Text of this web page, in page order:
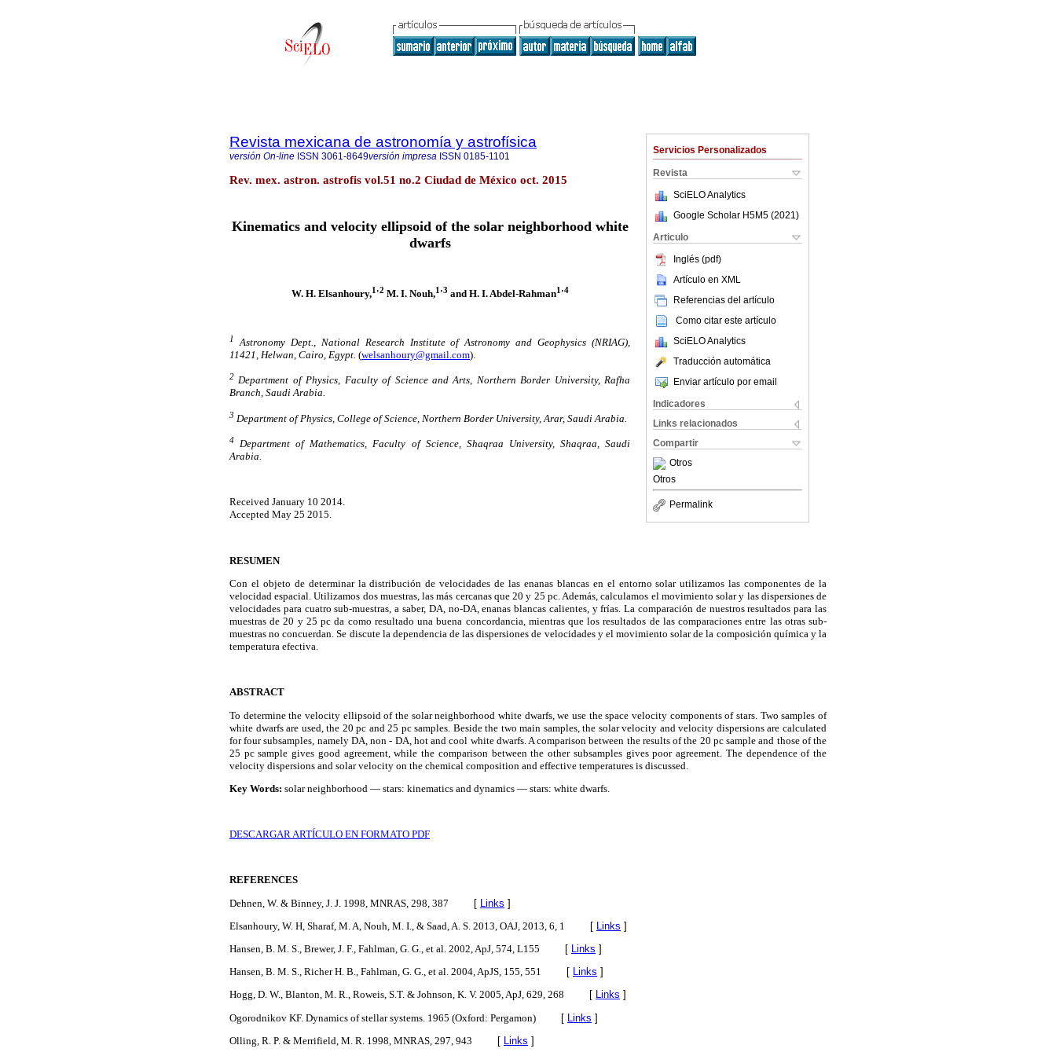
Servicios Personalizados
Revista
SciELO Analytics
Google Scholar H5M5 (2021 )
Articulo
Inglés (pdf)
Artículo en XML
Referencias del artículo
Como citar este artículo
SciELO Analytics
Traducción automática
Enviar artículo por email
Indicadores
Links relacionados
Compartir
Otros
Otros
Permalink
Revista mexicana de astronomía y astrofísica
versión On-line ISSN 3061-8649versión impresa ISSN 0185-1101
Rev. mex. astron. astrofis vol.51 no.2 Ciudad de México oct. 2015
Kinematics and velocity ellipsoid of the solar neighborhood white
dwarfs
W. H. Elsanhoury,1 '2 M. I. Nouh,1 '3 and H. I. Abdel-Rahman1 '4
1
Astronomy Dept., National Research Institute of Astronomy and Geophysics (NRIAG),
11421, Helwan, Cairo, Egypt. (welsanhoury@gmail.com).
2 Department of Physics, Faculty of Science and Arts, Northern Border University, Rafha
Branch, Saudi Arabia.
3 Department of Physics, College of Science, Northern Border University, Arar, Saudi Arabia.
4 Department of Mathematics, Faculty of Science, Shaqraa University, Shaqraa, Saudi
Arabia.
Received January 10 2014.
Accepted May 25 2015.
RESUMEN
Con el objeto de determinar la distribución de velocidades de las enanas blancas en el entorno solar utilizamos las componentes de la
velocidad espacial. Utilizamos dos muestras, las más cercanas que 20 y 25 pc. Además, calculamos el movimiento solar y las dispersiones de
velocidades para cuatro sub-muestras, a saber, DA, no-DA, enanas blancas calientes, y frías. La comparación de nuestros resultados para las
muestras de 20 y 25 pc da como resultado una buena concordancia, mientras que los resultados de las comparaciones entre las otras sub-
muestras no concuerdan. Se discute la dependencia de las dispersiones de velocidades y el movimiento solar de la composición química y la
temperatura efectiva.
ABSTRACT
To determine the velocity ellipsoid of the solar neighborhood white dwarfs, we use the space velocity components of stars. Two samples of
white dwarfs are used, the 20 pc and 25 pc samples. Beside the two main samples, the solar velocity and velocity dispersions are calculated
for four subsamples, namely DA, non - DA, hot and cool white dwarfs. A comparison between the results of the 20 pc sample and those of the
25 pc sample gives good agreement, while the comparison between the other subsamples gives poor agreement. The dependence of the
velocity dispersions and solar velocity on the chemical composition and effective temperatures is discussed.
Key Words: solar neighborhood — stars: kinematics and dynamics — stars: white dwarfs.
DESCARGAR ARTÍCULO EN FORMATO PDF
REFERENCES
Dehnen, W. & Binney, J. J. 1998, MNRAS, 298, 387 [ Links ]
Elsanhoury, W. H, Sharaf, M. A, Nouh, M. I., & Saad, A. S. 2013, OAJ, 2013, 6, 1
[ Links ]
Hansen, B. M. S., Brewer, J. F., Fahlman, G. G., et al. 2002, ApJ, 574, L155 [ Links ]
Hansen, B. M. S., Richer H. B., Fahlman, G. G., et al. 2004, ApJS, 155, 551 [ Links ]
Hogg, D. W., Blanton, M. R., Roweis, S.T. & Johnson, K. V. 2005, ApJ, 629, 268 [ Links ]
Ogorodnikov KF. Dynamics of stellar systems. 1965 (Oxford: Pergamon) [ Links ]
Olling, R. P. & Merrifield, M. R. 1998, MNRAS, 297, 943 [ Links ]